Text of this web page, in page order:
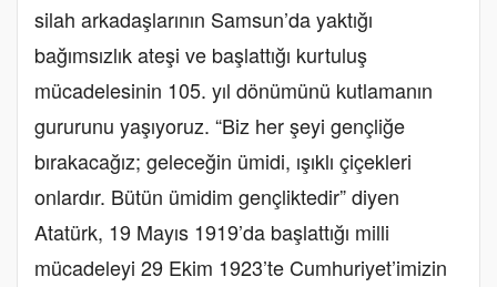
silah arkadaşlarının Samsun’da yaktığı
bağımsızlık ateşi ve başlattığı kurtuluş
mücadelesinin 105. yıl dönümünü kutlamanın
gururunu yaşıyoruz. “Biz her şeyi gençliğe
bırakacağız; geleceğin ümidi, ışıklı çiçekleri
onlardır. Bütün ümidim gençliktedir” diyen
Atatürk, 19 Mayıs 1919’da başlattığı milli
mücadeleyi 29 Ekim 1923’te Cumhuriyet’imizin